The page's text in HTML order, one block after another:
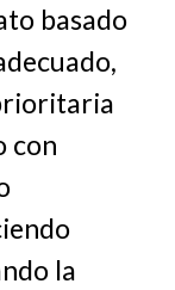
basado
con
la